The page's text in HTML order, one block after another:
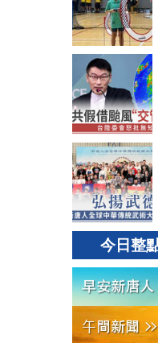
今日整